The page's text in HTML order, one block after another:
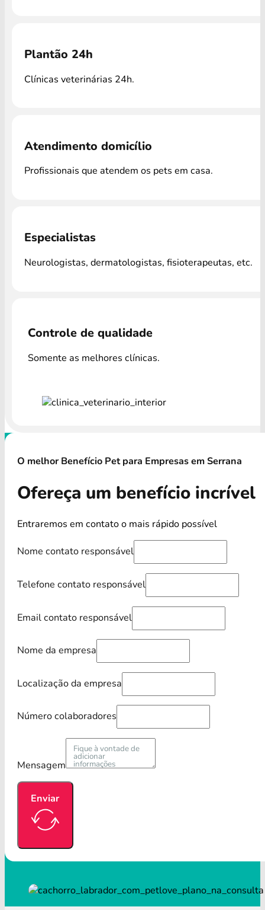
Plantão 24h
Clínicas veterinárias 24h.
Atendimento domicílio
Profissionais que atendem os pets em casa.
Especialistas
Neurologistas, dermatologistas, fisioterapeutas, etc.
Controle de qualidade
Somente as melhores clínicas.
O melhor Benefício Pet para Empresas em Serrana
Ofereça um benefício incrível
Entraremos em contato o mais rápido possível
Nome contato responsável
Telefone contato responsável
Email contato responsável
Nome da empresa
Localização da empresa
Número colaboradores
Mensagem
Enviar